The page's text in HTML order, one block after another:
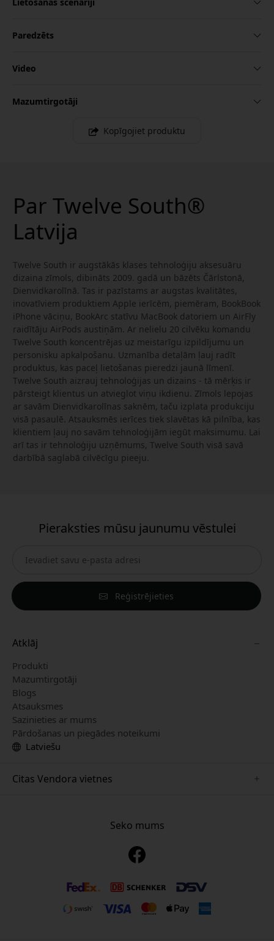
Lietošanas scenāriji
Paredzēts
Video
Mazumtirgotāji
Kopīgojiet produktu
Par Twelve South®
Latvija
Twelve South ir augstākās klases tehnoloģiju aksesuāru
dizaina zīmols, dibināts 2009. gadā un bāzēts Čārlstonā,
Dienvidkarolīnā. Tas ir pazīstams ar augstas kvalitātes,
inovatīviem produktiem Apple ierīcēm, piemēram, BookBook
iPhone vāciņu, BookArc statīvu MacBook datoriem un AirFly
raidītāju AirPods austiņām. Ar nelielu 20 cilvēku komandu
Twelve South koncentrējas uz meistarīgu izpildījumu un
personisku apkalpošanu. Uzmanība detaļām ļauj radīt
produktus, kas paceļ lietošanas pieredzi jaunā līmenī.
Twelve South aizrauj tehnoloģijas un dizains - tā mērķis ir
pārsteigt klientus un atvieglot viņu ikdienu. Zīmols lepojas
ar savām Dienvidkarolīnas saknēm, taču izplata produkciju
visā pasaulē. Atsauksmēs ierīces tiek slavētas kā pilnība, kas
klientiem ļauj no savām tehnoloģijām iegūt maksimumu. Lai
arī tas ir tehnoloģiju uzņēmums, Twelve South visā savā
darbībā saglabā cilvēcīgu pieeju.
Pieraksties mūsu jaunumu vēstulei
Reģistrējieties
Atklāj
Produkti
Mazumtirgotāji
Blogs
Atsauksmes
Sazinieties ar mums
Pārdošanas un piegādes noteikumi
Latviešu
Citas Vendora vietnes
www.pipetto.se
Seko mums